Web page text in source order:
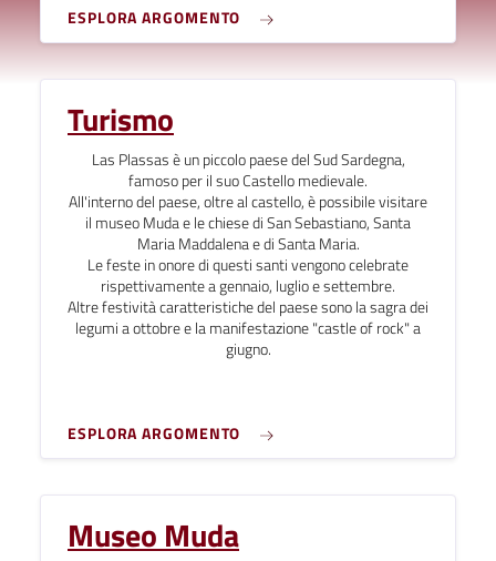
ESPLORA ARGOMENTO
Turismo
Las Plassas è un piccolo paese del Sud Sardegna,
famoso per il suo Castello medievale.
All'interno del paese, oltre al castello, è possibile visitare
il museo Muda e le chiese di San Sebastiano, Santa
Maria Maddalena e di Santa Maria.
Le feste in onore di questi santi vengono celebrate
rispettivamente a gennaio, luglio e settembre.
Altre festività caratteristiche del paese sono la sagra dei
legumi a ottobre e la manifestazione "castle of rock" a
giugno.
ESPLORA ARGOMENTO
Museo Muda